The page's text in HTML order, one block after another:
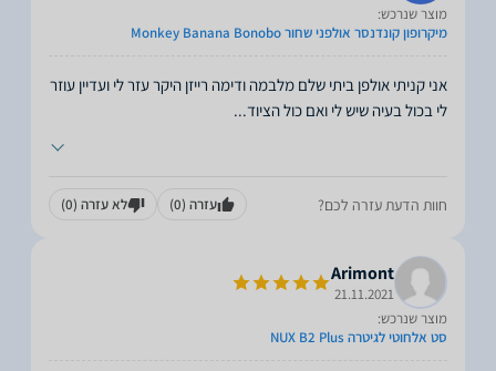
מוצר שנרכש:
מיקרופון קונדנסר אולפני שחור Monkey Banana Bonobo
אני קניתי אולפן ביתי שלם מלבמה ודימה רייזן היקר עזר לי ועדיין עוזר
לי בכול בעיה שיש לי ואם כול הציוד...
חוות הדעת עזרה לכם? עזרה (0) לא עזרה (0)
Arimont
21.11.2021
מוצר שנרכש:
סט אלחוטי לגיטרה NUX B2 Plus